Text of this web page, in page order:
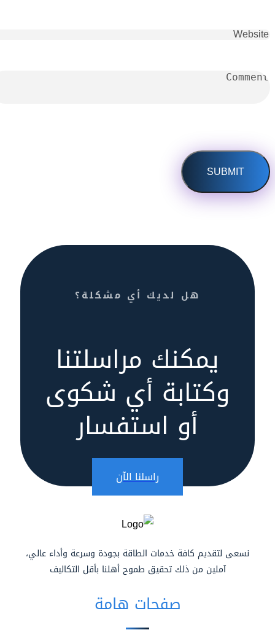
هل لديك أي مشكلة؟
يمكنك مراسلتنا
وكتابة أي شكوى
أو استفسار
راسلنا الآن
نسعى لتقديم كافة خدمات الطاقة بجودة وسرعة وأداء عالي،
آملين من ذلك تحقيق طموح أهلنا بأقل التكاليف
صفحات هامة